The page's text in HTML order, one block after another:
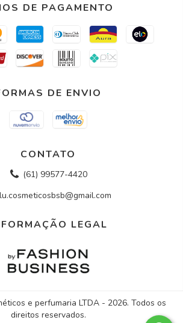
DE PAGAMENTO
DE ENVIO
CONTATO
(61) 99577-4420
lu.cosmeticosbsb@gmail.com
LEGAL
e perfumaria LTDA - 2026. Todos os
direitos reservados.